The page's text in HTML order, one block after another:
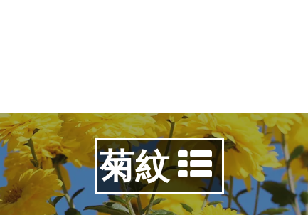
菊紋